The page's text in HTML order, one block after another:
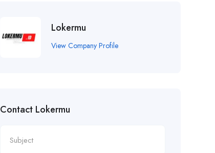
Lokermu
View Company Profile
Contact Lokermu